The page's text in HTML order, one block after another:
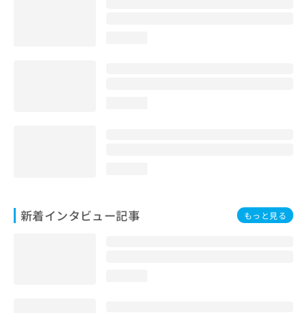
新着インタビュー記事 もっと見る